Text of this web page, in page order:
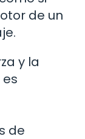
de un
y la
de